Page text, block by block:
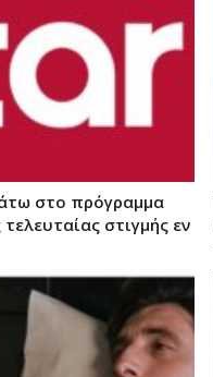
στο πρόγραμμα
στιγμής εν